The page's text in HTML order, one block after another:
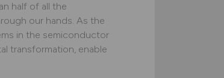
half of all the
our hands. As the
in the semiconductor
transformation, enable